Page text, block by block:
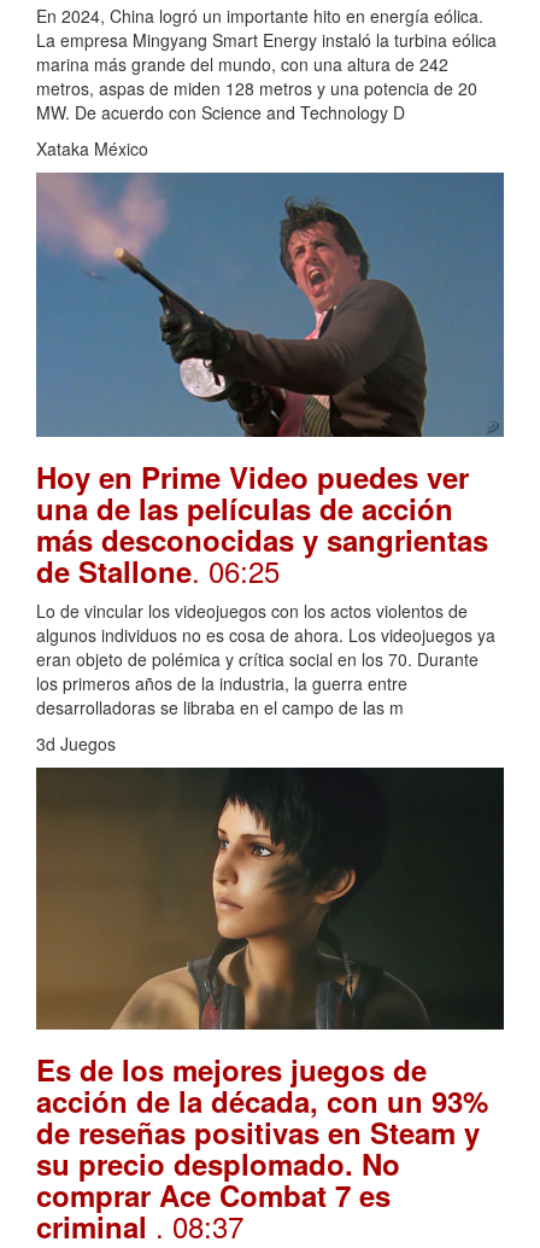
En 2024, China logró un importante hito en energía eólica.
La empresa Mingyang Smart Energy instaló la turbina eólica
marina más grande del mundo, con una altura de 242
metros, aspas de miden 128 metros y una potencia de 20
MW. De acuerdo con Science and Technology D
Xataka México
Hoy en Prime Video puedes ver
una de las películas de acción
más desconocidas y sangrientas
de Stallone. 06:25
Lo de vincular los videojuegos con los actos violentos de
algunos individuos no es cosa de ahora. Los videojuegos ya
eran objeto de polémica y crítica social en los 70. Durante
los primeros años de la industria, la guerra entre
desarrolladoras se libraba en el campo de las m
3d Juegos
Es de los mejores juegos de
acción de la década, con un 93%
de reseñas positivas en Steam y
su precio desplomado. No
comprar Ace Combat 7 es
criminal . 08:37